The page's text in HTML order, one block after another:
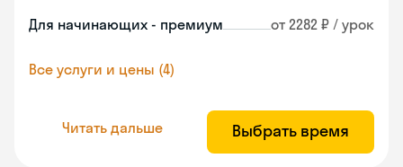
Для начинающих - премиум от 2282 ₽ / урок
Все услуги и цены (4)
Читать дальше Выбрать время